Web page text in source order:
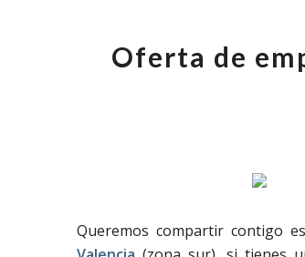
Oferta de
Queremos compartir contigo